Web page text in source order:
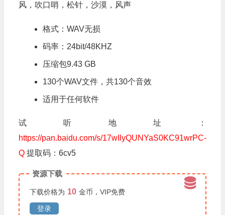
风，吹口哨，松针，沙漠，风声
格式：WAV无损
码率：24bit/48KHZ
压缩包9.43 GB
130个WAV文件，共130个音效
适用于任何软件
试听地址：
https://pan.baidu.com/s/17wIlyQUNYaS0KC91wrPC-
Q提取码：6cv5
资源下载
下载价格为 10 金币，VIP免费
登录